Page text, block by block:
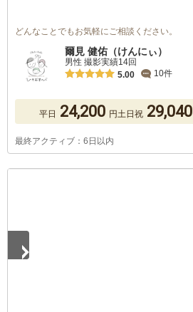
どんなことでもお気軽にご相談ください。
爾見 健佑（けんにぃ）
男性 撮影実績14回
5.00
10件
平日 24,200 円土日祝 29,040
最終アクティブ：6日以内